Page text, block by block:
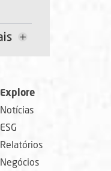
ESG
Relatórios
Negócios
Manuais